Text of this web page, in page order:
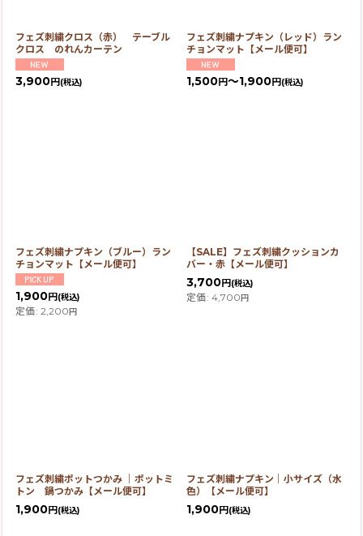
フェズ刺繍クロス（赤） テーブル
クロス のれんカーテン
3,900円 (税込)
フェズ刺繍ナプキン（レッド）ラン
チョンマット【メール便可】
1,500円～1,900円 (税込)
フェズ刺繍ナプキン（ブルー）ラン
チョンマット【メール便可】
1,900円 (税込)
定価: 2,200 円
【SALE】フェズ刺繍クッションカ
バー・赤【メール便可】
3,700円 (税込)
定価: 4,700円
フェズ刺繍ポットつかみ ｜ポットミ
トン 鍋つかみ【メール便可】
1,900円 (税込)
フェズ刺繍ナプキン｜小サイズ（水
色）【メール便可】
1,900円 (税込)